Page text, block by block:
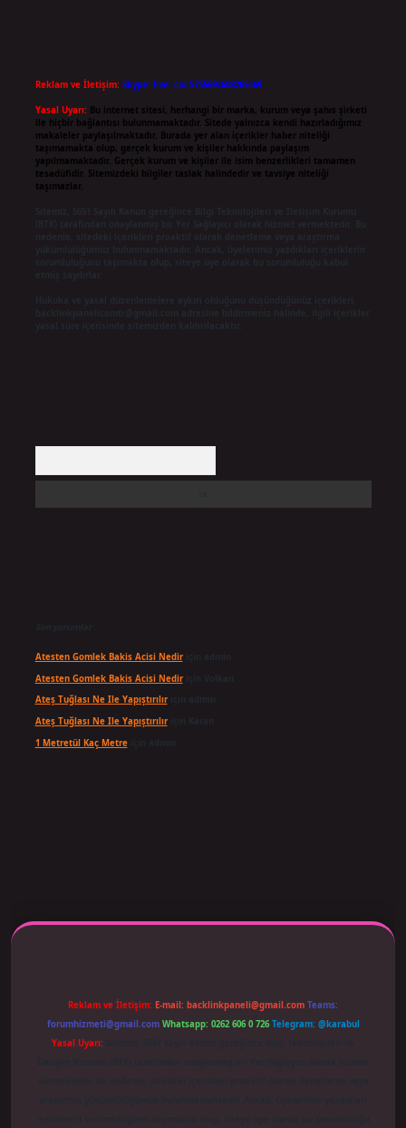
Reklam ve İletişim: Skype: live:.cid.575569c608265c69
Yasal Uyarı: Bu internet sitesi, herhangi bir marka, kurum veya şahıs şirketi
ile hiçbir bağlantısı bulunmamaktadır. Sitede yalnızca kendi hazırladığımız
makaleler paylaşılmaktadır. Burada yer alan içerikler haber niteliği
taşımamakta olup, gerçek kurum ve kişiler hakkında paylaşım
yapılmamaktadır. Gerçek kurum ve kişiler ile isim benzerlikleri tamamen
tesadüfidir. Sitemizdeki bilgiler taslak halindedir ve tavsiye niteliği
taşımazlar.
Sitemiz, 5651 Sayılı Kanun gereğince Bilgi Teknolojileri ve İletişim Kurumu
(BTK) tarafından onaylanmış bir Yer Sağlayıcı olarak hizmet vermektedir. Bu
nedenle, sitedeki içerikleri proaktif olarak denetleme veya araştırma
yükümlülüğümüz bulunmamaktadır. Ancak, üyelerimiz yazdıkları içeriklerin
Hukuka ve yasal düzenlemelere aykırı olduğunu düşündüğünüz içerikleri,
Son yorumlar
Atesten Gomlek Bakis Acisi Nediriçin
Atesten Gomlek Bakis Acisi Nediriçin
Ateş Tuğlası Ne Ile Yapıştırılıriçin
Ateş Tuğlası Ne Ile Yapıştırılıriçin
1 Metretül Kaç Metreiçin
Reklam ve İletişim: E-mail: backlinkpaneli@gmail.com Teams:
forumhizmeti@gmail.com Whatsapp: 0262 606 0 726 Telegram: @karabul
Yasal Uyarı: